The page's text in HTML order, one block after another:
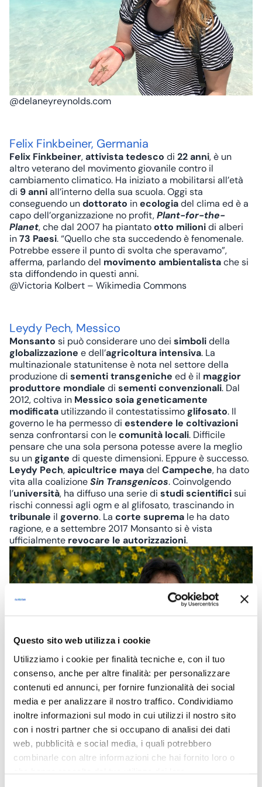
Questo sito web utilizza i cookie
Utilizziamo i cookie per finalità tecniche e, con il tuo
consenso, anche per altre finalità: per personalizzare
contenuti ed annunci, per fornire funzionalità dei social
media e per analizzare il nostro traffico. Condividiamo
inoltre informazioni sul modo in cui utilizzi il nostro sito
con i nostri partner che si occupano di analisi dei dati
web, pubblicità e social media, i quali potrebbero
combinarle con altre informazioni che hai fornito loro o
@delaneyreynolds.com
Felix Finkbeiner, Germania
Felix Finkbeiner,attivista tedesco di 22 anni, è un
altro veterano del movimento giovanile contro il
cambiamento climatico. Ha iniziato a mobilitarsi all’età
di 9 anniall’interno della sua scuola. Oggi sta
conseguendo undottorato inecologiadel clima ed è a
capo dell’organizzazione no profit,Plant-for-the-
Planet, che dal 2007 ha piantatootto milionidi alberi
in73 Paesi. “Quello che sta succedendo è fenomenale.
Potrebbe essere il punto di svolta che speravamo”,
afferma, parlando del movimento ambientalistache si
sta diffondendo in questi anni.
@Victoria Kolbert – Wikimedia Commons
Leydy Pech, Messico
Monsanto si può considerare uno dei simbolidella
globalizzazione e dell’agricoltura intensiva. La
multinazionale statunitense è nota nel settore della
produzione di sementi transgeniche ed è il maggior
produttore mondiale di sementiconvenzionali. Dal
2012, coltiva in Messico soiageneticamente
modificata utilizzando il contestatissimoglifosato. Il
governo le ha permesso di estendere le coltivazioni
senza confrontarsi con lecomunità locali. Difficile
pensare che una sola persona potesse avere la meglio
su ungigante di queste dimensioni. Eppure è successo.
Leydy Pech,apicultrice mayadel Campeche, ha dato
vita alla coalizioneSin Transgenicos. Coinvolgendo
l’università, ha diffuso una serie di studi scientificisui
rischi connessi agli ogm e al glifosato, trascinando in
tribunale il governo. La corte suprema le ha dato
ragione, e a settembre 2017 Monsanto si è vista
ufficialmente revocare le autorizzazioni.
@The Goldman Environmental Prize
Kristal Ambrose, Bahamas